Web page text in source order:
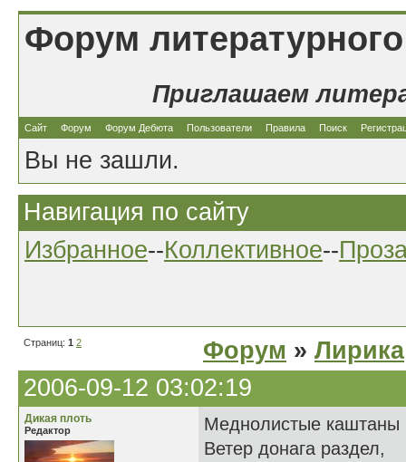
Форум
Приглашаем
Сайт Форум Форум Дебюта Пользователи Правила Поиск
Вы не зашли.
Навигация по сайту
Избранное--Коллективное--
Страниц: 1 2 Форум » Лирика
2006-09-12 03:02:19
Дикая плоть
Редактор
Меднолистые каштаны
Ветер донага раздел,